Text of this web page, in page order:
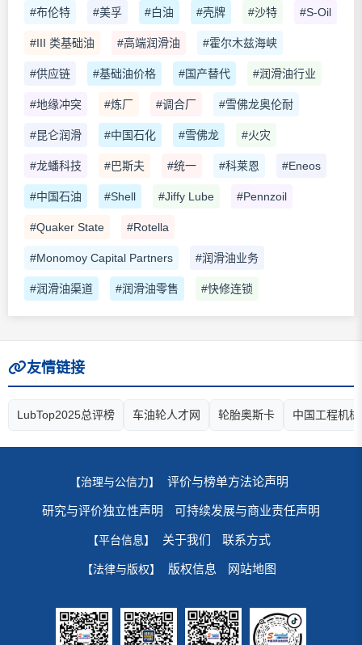
#布伦特 #美孚 #白油 #壳牌 #沙特 #S-Oil
#III 类基础油 #高端润滑油 #霍尔木兹海峡
#供应链 #基础油价格 #国产替代 #润滑油行业
#地缘冲突 #炼厂 #调合厂 #雪佛龙奥伦耐
#昆仑润滑 #中国石化 #雪佛龙 #火灾
#龙蟠科技 #巴斯夫 #统一 #科莱恩 #Eneos
#中国石油 #Shell #Jiffy Lube #Pennzoil
#Quaker State #Rotella
#Monomoy Capital Partners #润滑油业务
#润滑油渠道 #润滑油零售 #快修连锁
友情链接
LubTop2025总评榜 车油轮人才网 轮胎奥斯卡 中国工程机
【治理与公信力】 评价与榜单方法论声明
研究与评价独立性声明 可持续发展与商业责任声明
【平台信息】 关于我们 联系方式
【法律与版权】 版权信息 网站地图